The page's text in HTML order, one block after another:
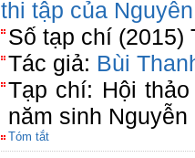
thi tập của
Số tạp chí (2015)
Tác giả: Bùi
Tạp chí: Hội
năm sinh Nguyễn
Tóm tắt